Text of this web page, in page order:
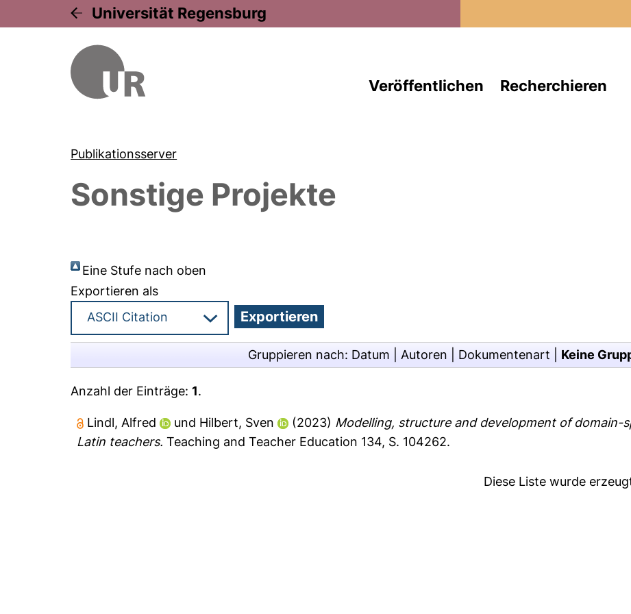
Universität Regensburg
Veröffentlichen Recherchieren
Publikationsserver
Sonstige Projekte
Eine Stufe nach oben
Exportieren als
Gruppieren nach: Datum Autoren Dokumentenart Keine
Anzahl der Einträge:1.
Lindl, Alfred und Hilbert, Sven (2023) Modelling, structure and development of domain-
Latin teachers. Teaching and Teacher Education 134, S. 104262.
Diese Liste wurde